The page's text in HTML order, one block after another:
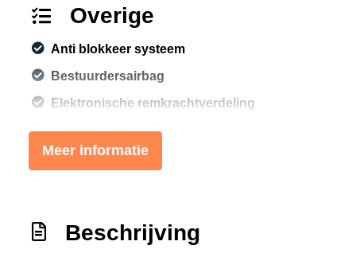
Overige
Anti blokkeer systeem
Bestuurdersairbag
Elektronische remkrachtverdeling
Passagiersairbag
Zij airbag(s) voor
Centrale vergrendeling met
afstandsbediening
Meer informatie
Beschrijving